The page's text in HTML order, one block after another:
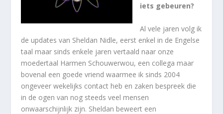
iets gebeuren?
Al vele jaren volg ik
de updates van Sheldan Nidle, eerst enkel in de Engelse
taal maar sinds enkele jaren vertaald naar onze
moedertaal Harmen Schouwerwou, een collega maar
bovenal een goede vriend waarmee ik sinds 2004
ongeveer wekelijks contact heb en zaken bespreek die
in de ogen van nog steeds veel mensen
onwaarschijnlijk zijn. Sheldan beweert een